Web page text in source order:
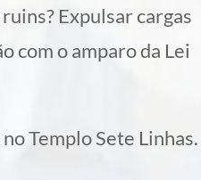
Expulsar cargas
com o amparo da Lei
Templo Sete Linhas.